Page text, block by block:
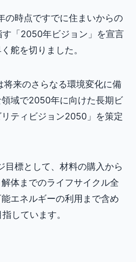
の時点ですでに住まいからの
「2050年ビジョン」を宣言
舵を切りました。
将来のさらなる環境変化に備
域で2050年に向けた長期ビ
ティビジョン2050」を策定
目標として、材料の購入から
体までのライフサイクル全
エネルギーの利用まで含め
しています。